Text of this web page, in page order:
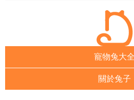
寵物兔大全
關於兔子